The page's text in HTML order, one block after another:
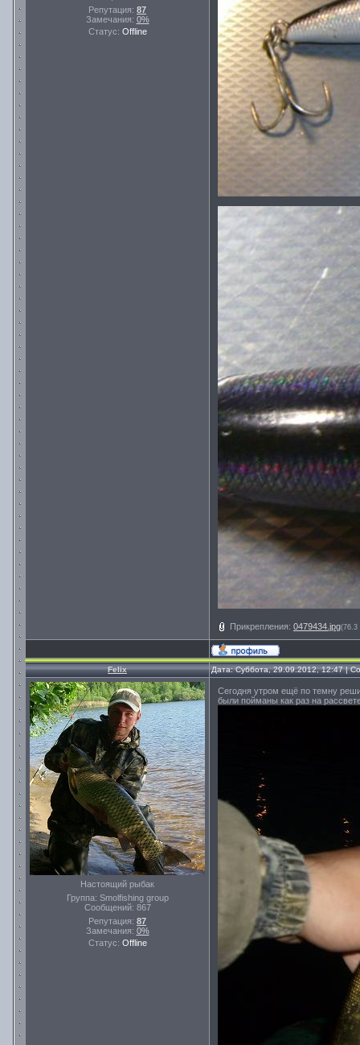
Репутация: 87
Замечания: 0%
Статус: Offline
Прикрепления: 0479434.jpg(76.3
Felix Дата: Суббота, 29.09.2012, 12:47 |
Настоящий рыбак
Группа: Smolfishing group
Сообщений: 867
Репутация: 87
Замечания: 0%
Статус: Offline
Сегодня утром ещё по темну
были пойманы как раз на